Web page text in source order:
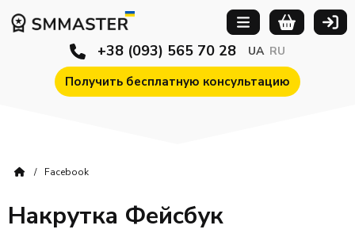
Получить бесплатную консультацию
+38 (093) 565 70 28 UA RU
Facebook
Накрутка Фейсбук